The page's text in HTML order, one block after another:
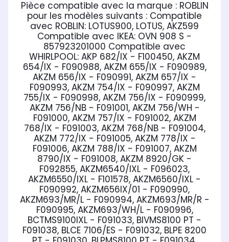
Pièce compatible avec la marque : ROBLIN
pour les modèles suivants : Compatible
avec ROBLIN: LOTUS900, LOTUS, AKZ599
Compatible avec IKEA: OVN 908 S -
857923201000
WHIRLPOOL: AKP 682/IX - F100450, AKZM
654/IX - F090988, AKZM 655/IX - F090989,
AKZM 656/IX - F090991, AKZM 657/IX -
F090993, AKZM 754/IX - F090997, AKZM
755/IX - F090998, AKZM 756/IX - F090999,
AKZM 756/NB - F091001, AKZM 756/WH -
F091000, AKZM 757/IX - F091002, AKZM
768/IX - F091003, AKZM 768/NB - F091004,
AKZM 772/IX - F091005, AKZM 778/IX -
F091006, AKZM 788/IX - F091007, AKZM
8790/IX - F091008, AKZM 8920/GK -
F092855, AKZM6540/IXL - F096023,
AKZM6550/IXL - F101578, AKZM6560/IXL -
F090992, AKZM656IX/01 - F090990,
AKZM693/MR/L - F090994, AKZM693/MR/R -
F090995, AKZM693/WH/L - F090996,
BCTMS9100IXL - F091033, BIVMS8100 PT -
F091038, BLCE 7106/ES - F091032, BLPE 8200